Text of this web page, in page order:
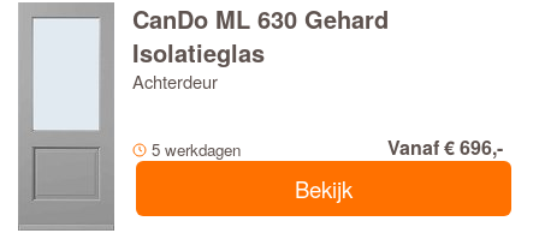
CanDo ML 630 Gehard
Isolatieglas
Achterdeur
5 werkdagen Vanaf € 696,-
Bekijk